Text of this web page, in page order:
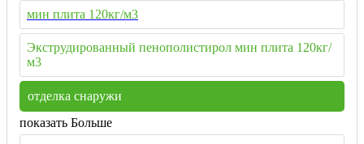
мин плита 120кг/м3
Экструдированный пенополистирол мин плита 120кг/
м3
отделка снаружи
показать Больше